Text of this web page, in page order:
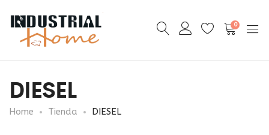
0
DIESEL
Home Tienda DIESEL